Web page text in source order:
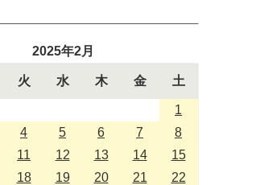
2025年2月
火 水 木 金 土
1
4 5 6 7
8
11 12 13 14
15
18 19 20 21
22